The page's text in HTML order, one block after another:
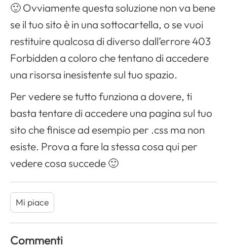
🙂 Ovviamente questa soluzione non va bene
se il tuo sito è in una sottocartella, o se vuoi
restituire qualcosa di diverso dall’errore 403
Forbidden a coloro che tentano di accedere
una risorsa inesistente sul tuo spazio.
Per vedere se tutto funziona a dovere, ti
basta tentare di accedere una pagina sul tuo
sito che finisce ad esempio per .css ma non
esiste. Prova a fare la stessa cosa qui per
vedere cosa succede 🙂
Mi piace
Commenti